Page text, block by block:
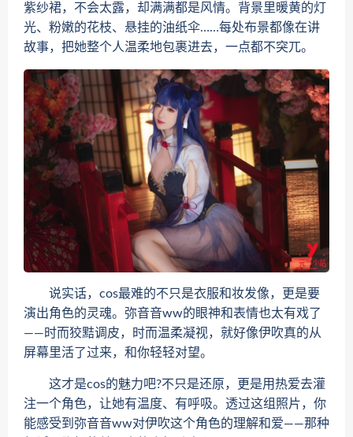
紫纱裙，不会太露，却满满都是风情。背景里暖黄的灯
光、粉嫩的花枝、悬挂的油纸伞……每处布景都像在讲
故事，把她整个人温柔地包裹进去，一点都不突兀。
说实话，cos最难的不只是衣服和妆发像，更是要
演出角色的灵魂。弥音音ww的眼神和表情也太有戏了
——时而狡黠调皮，时而温柔凝视，就好像伊吹真的从
屏幕里活了过来，和你轻轻对望。
这才是cos的魅力吧?不只是还原，更是用热爱去灌
注一个角色，让她有温度、有呼吸。透过这组照片，你
能感受到弥音音ww对伊吹这个角色的理解和爱——那种